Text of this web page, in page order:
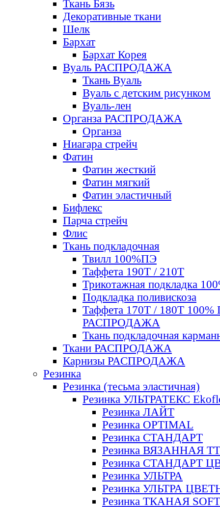
Ткань Бязь
Декоративные ткани
Шелк
Бархат
Бархат Корея
Вуаль РАСПРОДАЖА
Ткань Вуаль
Вуаль с детским рисунком
Вуаль-лен
Органза РАСПРОДАЖА
Органза
Ниагара стрейч
Фатин
Фатин жесткий
Фатин мягкий
Фатин элаcтичный
Бифлекс
Парча стрейч
Флис
Ткань подкладочная
Твилл 100%ПЭ
Таффета 190Т / 210Т
Трикотажная подкладка
Подкладка поливискоза
Таффета 170Т / 180Т 100%
РАСПРОДАЖА
Ткань подкладочная
Ткани РАСПРОДАЖА
Карнизы РАСПРОДАЖА
Резинка
Резинка (тесьма эластичная)
Резинка УЛЬТРАТЕКС
Резинка ЛАЙТ
Резинка OPTIMAL
Резинка СТАНДАРТ
Резинка ВЯЗАННАЯ ТТ
Резинка СТАНДАРТ
Резинка УЛЬТРА
Резинка УЛЬТРА
Резинка ТКАНАЯ SOFT